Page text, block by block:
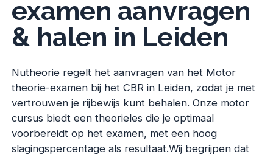
examen aanvragen
& halen in Leiden
Nutheorie regelt het aanvragen van het Motor
theorie-examen bij het CBR in Leiden, zodat je met
vertrouwen je rijbewijs kunt behalen. Onze motor
cursus biedt een theorieles die je optimaal
voorbereidt op het examen, met een hoog
slagingspercentage als resultaat.Wij begrijpen dat